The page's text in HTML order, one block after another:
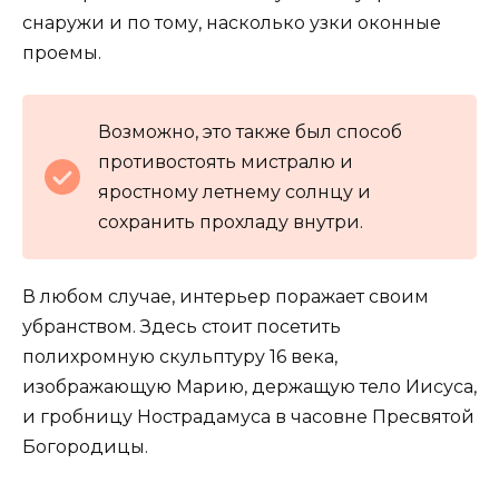
снаружи и по тому, насколько узки оконные
проемы.
Возможно, это также был способ
противостоять мистралю и
яростному летнему солнцу и
сохранить прохладу внутри.
В любом случае, интерьер поражает своим
убранством. Здесь стоит посетить
полихромную скульптуру 16 века,
изображающую Марию, держащую тело Иисуса,
и гробницу Нострадамуса в часовне Пресвятой
Богородицы.